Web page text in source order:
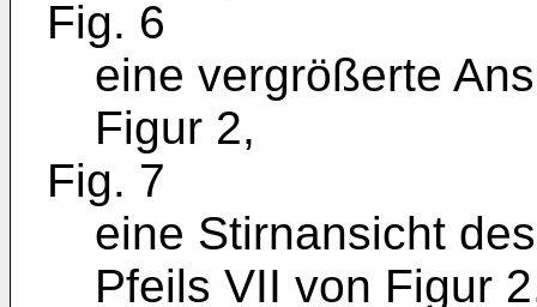
Fig. 6
eine vergrößerte
Figur 2,
Fig. 7
eine Stirnansicht
Pfeils VII von Figur